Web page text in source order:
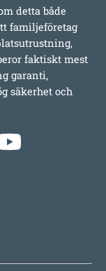
detta både
familjeföretag
faktiskt mest
garanti,
säkerhet och